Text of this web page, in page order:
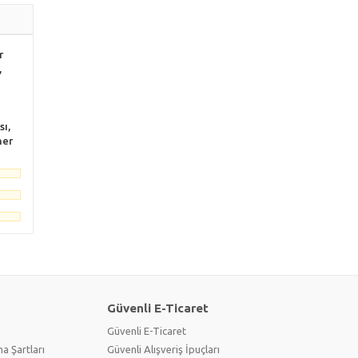
Şartları
Güvenli E-Ticaret
Güvenli E-Ticaret
Güvenli Alışveriş İpuçları